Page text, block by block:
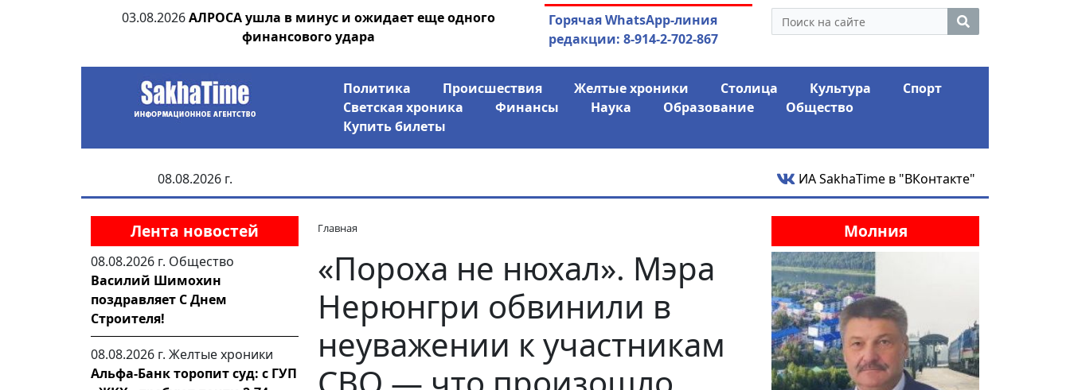
03.08.2026 АЛРОСА ушла в минус и ожидает еще одного
финансового удара
04.08.2026Маринычев у Путина: смотрины или
антикризисный разбор?
04.08.2026
заявил о
Горячая WhatsApp-линия
редакции: 8-914-2-702-867
Политика Происшествия Желтые хроники Столица Культура
Спорт
Светская хроника
Финансы Наука Образование
Общество
Купить билеты
08.08.2026 г. ИА SakhaTime в "ВКонтакте"
Лента новостей
08.08.2026 г. Общество
Василий Шимохин
поздравляет С Днем
Строителя!
08.08.2026 г. Желтые хроники
Альфа-Банк торопит суд: с ГУП
Главная
«Пороха не нюхал». Мэра
Нерюнгри обвинили в
неуважении к участникам
Молния